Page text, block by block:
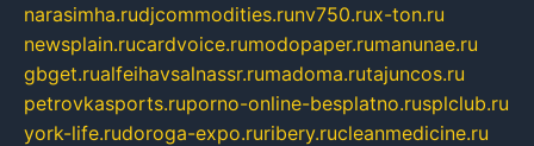
narasimha.rudjcommodities.runv750.rux-ton.ru
newsplain.rucardvoice.rumodopaper.rumanunae.ru
gbget.rualfeihavsalnassr.rumadoma.rutajuncos.ru
petrovkasports.ruporno-online-besplatno.rusplclub.ru
york-life.rudoroga-expo.ruribery.rucleanmedicine.ru